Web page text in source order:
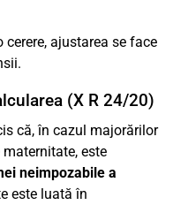
cerere, ajustarea se face
(X R 24/20)
că, în cazul majorărilor
este
neimpozabile a
este luată în